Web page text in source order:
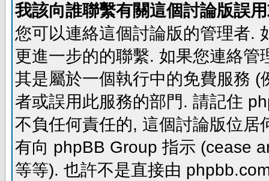
我該向誰聯繫有關這個討論版誤
您可以連絡這個討論版的管理者.
更進一步的的聯繫. 如果您連絡
其是屬於一個執行中的免費服務
者或誤用此服務的部門. 請記住
不負任何責任的, 這個討論版位
有向 phpBB Group 指示 (cease
等等). 也許不是直接由